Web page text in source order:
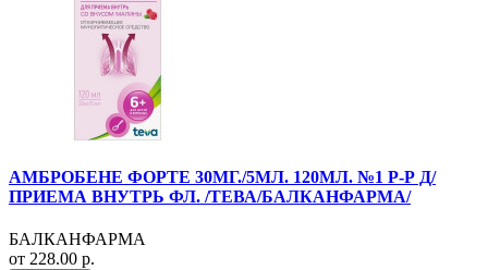
АМБРОБЕНЕ ФОРТЕ 30МГ./5МЛ. 120МЛ. №1 Р-Р Д/
ПРИЕМА ВНУТРЬ ФЛ. /ТЕВА/БАЛКАНФАРМА/
БАЛКАНФАРМА
от 228.00 р.